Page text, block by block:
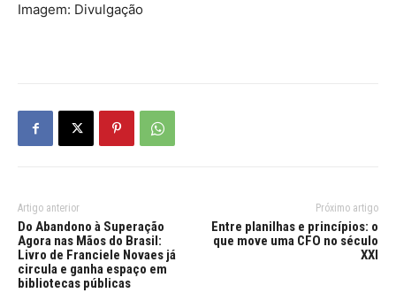
Imagem: Divulgação
Artigo anterior
Do Abandono à Superação
Agora nas Mãos do Brasil:
Livro de Franciele Novaes já
circula e ganha espaço em
bibliotecas públicas
Próximo artigo
Entre planilhas e princípios: o
que move uma CFO no século
XXI